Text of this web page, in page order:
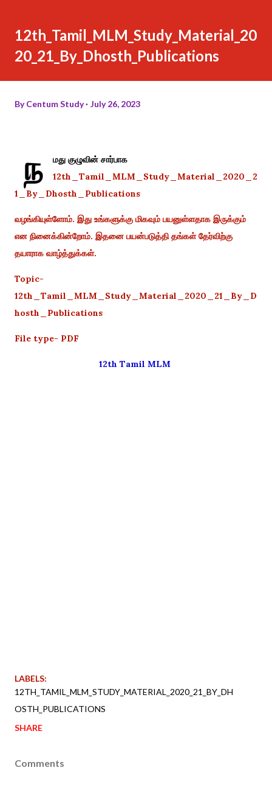
12th_Tamil_MLM_Study_Material_20
20_21_By_Dhosth_Publications
ByCentum Study July 26, 2023
ந
மது குழுவின் சார்பாக
12th_Tamil_MLM_Study_Material_2020_2
1_By_Dhosth_Publications
வழங்கியுள்ளோம். இது உங்களுக்கு மிகவும் பயனுள்ளதாக இருக்கும்
என நினைக்கின்றோம். இதனை பயன்படுத்தி தங்கள் தேர்விற்கு
தயாராக வாழ்த்துக்கள்.
Topic-
12th_Tamil_MLM_Study_Material_2020_21_By_D
hosth_Publications
File type- PDF
12th Tamil MLM
LABELS:
12TH_TAMIL_MLM_STUDY_MATERIAL_2020_21_BY_DH
OSTH_PUBLICATIONS
SHARE
Comments